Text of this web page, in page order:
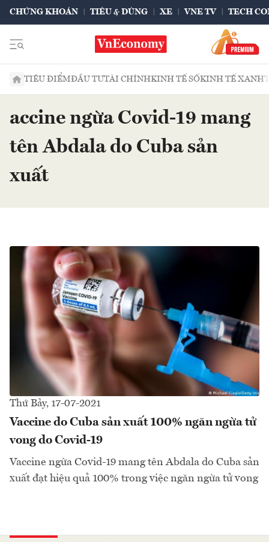
CHỨNG KHOÁN TIÊU & DÙNG XE VNE TV TECH
TIÊU ĐIỂMĐẦU TƯTÀI CHÍNHKINH TẾ SỐKINH TẾ XANH
accine ngừa Covid-19 mang
tên Abdala do Cuba sản
xuất
Thứ Bảy, 17-07-2021
Vaccine do Cuba sản xuất 100% ngăn ngừa tử
vong do Covid-19
Vaccine ngừa Covid-19 mang tên Abdala do Cuba sản
xuất đạt hiệu quả 100% trong việc ngăn ngừa tử vong